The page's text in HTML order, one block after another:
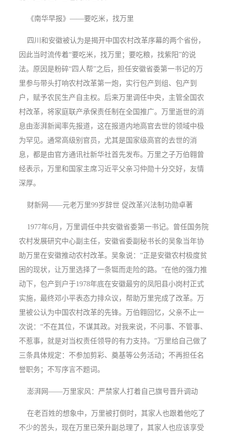
《南华早报》——要吃米，找万里
四川和安徽被认为是揭开中国农村改革序幕的两个省份，
因此当时流传着“要吃米，找万里；要吃粮，找紫阳”的说
法。原因是粉碎“四人帮”之后，担任安徽省委第一书记的万
里参与带头打响农村改革第一炮，实行包产到组、包产到
户，赋予农民生产自主权。后来万里调任中央，主管全国农
村改革，将家庭联产承保责任制在全国推广。万里逝世的消
息由澎湃新闻率先报道，这在报道内地高官去世的领域中极
为罕见。通常高级别官员，尤其是国家级高官的去世的消
息，都是由官方通讯社新华社首先发布。万里之子万伯翱曾
经表示，万里和国家主席习近平父亲习仲勋十分交好，友情
深厚。
财新网——元老万里99岁辞世 促改革兴法制功勋卓著
1977年6月，万里调任中共安徽省委第一书记。曾任国务院
农村发展研究中心副主任，安徽省委副秘书长的吴象当年协
助万里在安徽推动农村改革。吴象说：“正是安徽农村极度贫
困的现状，让万里选择了一条铤而走险的路。”在他的强力推
动下，包产到户于1978年底在安徽最穷的凤阳县小岗村正式
实施，最终邓小平表态力排众议，帮助万里完成了改革。万
里被公认为中国农村改革的先锋。万伯翱回忆，父亲不止一
次说：“不在其位，不谋其政。对我来说，不问事、不管事、
不惹事，就是对当权责任领导的有力支持。”万里给自己做了
三条具体规定：不参加剪彩、奠基等公务活动；不再担任名
誉职务；不写序言不题词。
澎湃网——万里家风：严禁家人打着自己旗号晋升调动
在老百姓的想象中，万里被打倒时，其家人也跟着他吃了
不少的苦头，现在万里已荣升副总理了，其家人也应该享受